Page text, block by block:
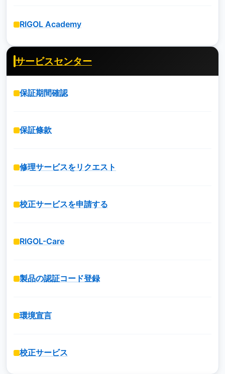
RIGOL Academy
サービスセンター
保証期間確認
保証條款
修理サービスをリクエスト
校正サービスを申請する
RIGOL-Care
製品の認証コード登録
環境宣言
校正サービス